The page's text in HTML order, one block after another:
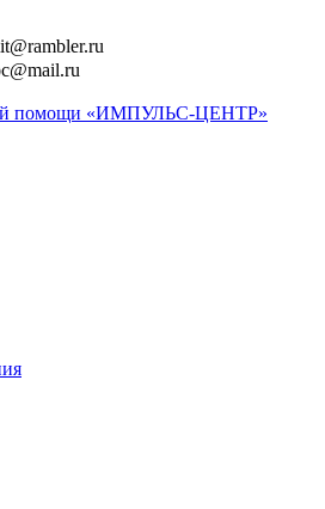
помощи «ИМПУЛЬС-ЦЕНТР»